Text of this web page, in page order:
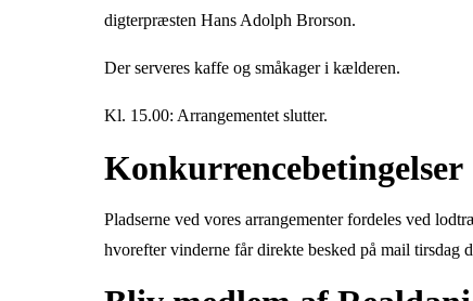
digterpræsten Hans Adolph Brorson.
Der serveres kaffe og småkager i kælderen.
Kl. 15.00: Arrangementet slutter.
Konkurrencebetingelser
Pladserne ved vores arrangementer fordeles ved
hvorefter vinderne får direkte besked på mail tirsdag